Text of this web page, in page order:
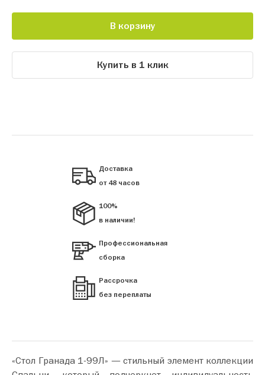
В корзину
Купить в 1 клик
Доставка
от 48 часов
100%
в наличии!
Профессиональная
сборка
Рассрочка
без переплаты
«Стол Гранада 1-99Л» — стильный элемент коллекции